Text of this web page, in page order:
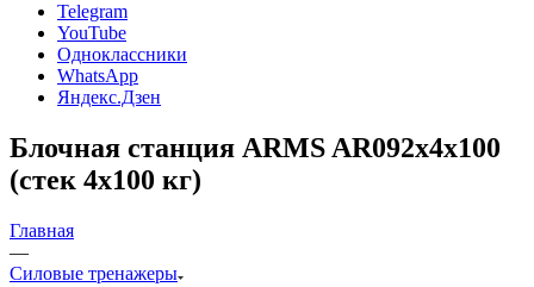
Telegram
YouTube
Одноклассники
WhatsApp
Яндекс.Дзен
Блочная станция ARMS AR092х4х100
(стек 4х100 кг)
Главная
—
Силовые тренажеры